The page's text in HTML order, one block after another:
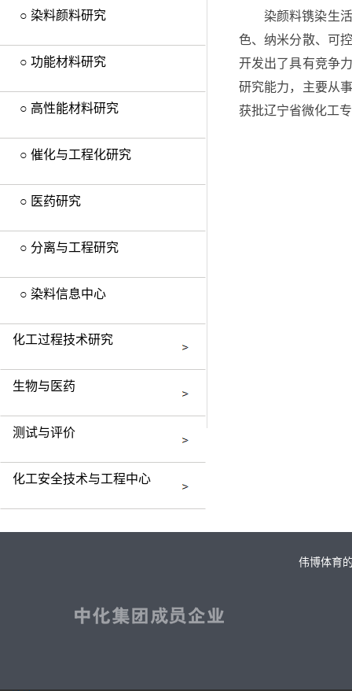
○ 染料颜料研究
○ 功能材料研究
○ 高性能材料研究
○ 催化与工程化研究
○ 医药研究
○ 分离与工程研究
○ 染料信息中心
化工过程技术研究
生物与医药
测试与评价
化工安全技术与工程中心
染颜料镌染生
色、纳米分散、可
开发出了具有竞争
研究能力，主要从
获批辽宁省微化工
伟博体育